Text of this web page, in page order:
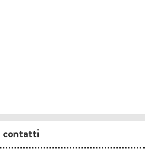
contatti